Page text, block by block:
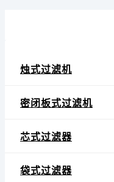
烛式过滤机
密闭板式过滤机
芯式过滤器
袋式过滤器